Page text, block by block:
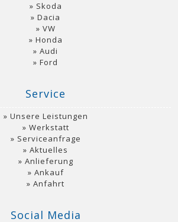
Skoda
Dacia
VW
Honda
Audi
Ford
Service
Unsere Leistungen
Werkstatt
Serviceanfrage
Aktuelles
Anlieferung
Ankauf
Anfahrt
Social Media